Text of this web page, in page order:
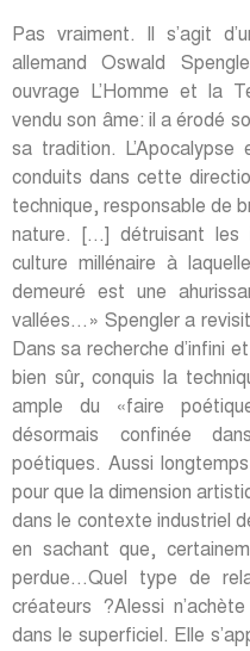
Pas vraiment. Il s’agit
allemand Oswald
ouvrage L’Homme et la
vendu son âme: il a érodé
sa tradition.
conduits dans cette
technique, responsable de
nature. […] détruisant les
culture millénaire à
demeuré est une
vallées…» Spengler a
Dans sa recherche d’infini
bien sûr, conquis la
ample du «faire
désormais confinée
poétiques. Aussi
pour que la dimension
dans le contexte industriel
en sachant que,
perdue…Quel type de
créateurs ?Alessi
dans le superficiel. Elle